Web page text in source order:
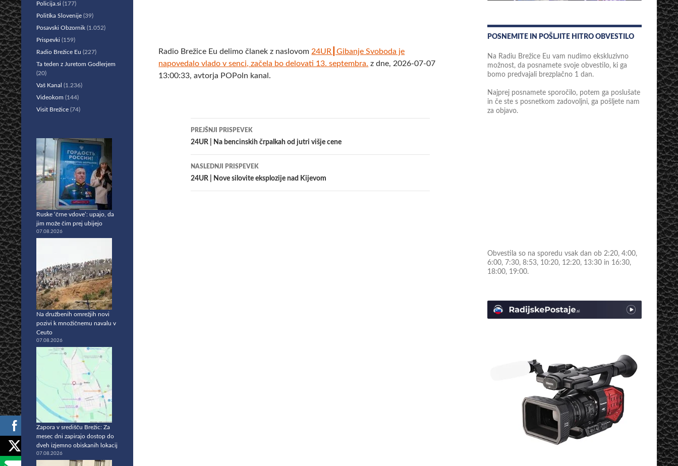
Radio Brežice Eu delimo članek z naslovom 24UR┃Gibanje Svoboda je
napovedalo vlado v senci, začela bo delovati 13. septembra. z dne, 2026-07-07
13:00:33, avtorja POPoln kanal.
Krmarjenje
po
prispevkih
PREJŠNJI PRISPEVEK
24UR | Na bencinskih črpalkah od jutri višje cene
NASLEDNJI PRISPEVEK
24UR | Nove silovite eksplozije nad Kijevom
POSNEMITE IN POŠLJITE HITRO OBVESTILO
Na Radiu Brežice Eu vam nudimo ekskluzivno
možnost, da posnamete svoje obvestilo, ki ga
bomo predvajali brezplačno 1 dan.
Najprej posnamete sporočilo, potem ga poslušate
in če ste s posnetkom zadovoljni, ga pošljete nam
za objavo.
Obvestila so na sporedu vsak dan ob 2:20, 4:00,
6:00, 7:30, 8:53, 10:20, 12:20, 13:30 in 16:30,
18:00, 19:00.
Policija.si (177)
Politika Slovenije (39)
Posavski Obzornik (1.052)
Prispevki (159)
Radio Brežice Eu (227)
Ta teden z Juretom Godlerjem
(20)
Vaš Kanal (1.236)
Videokom (144)
Visit Brežice (74)
Ruske ‘črne vdove’: upajo, da
jim može čim prej ubijejo
07.08.2026
Na družbenih omrežjih novi
pozivi k množičnemu navalu v
Ceuto
07.08.2026
Zapora v središču Brežic: Za
mesec dni zapirajo dostop do
dveh izjemno obiskanih lokacij
07.08.2026